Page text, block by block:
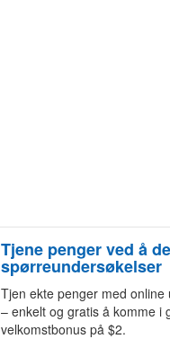
Tjene penger ved å
spørreundersøkelser
Tjen ekte penger med
– enkelt og gratis å komme i
velkomstbonus på $2.